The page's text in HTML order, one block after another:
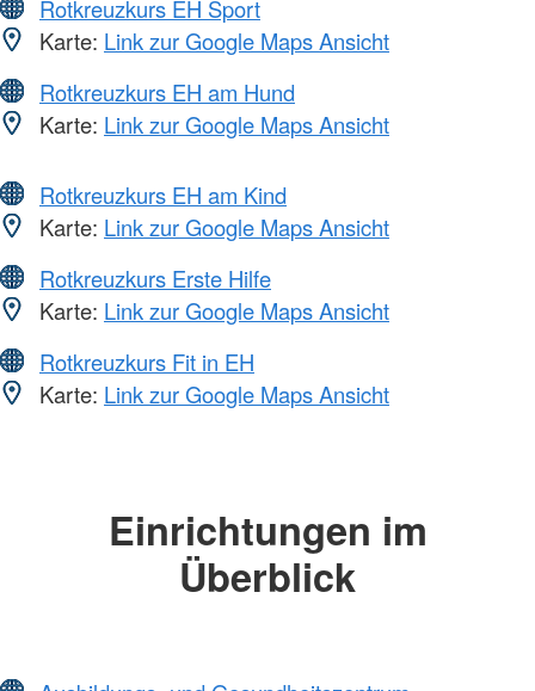
Rotkreuzkurs EH Sport
Karte: Link zur Google Maps Ansicht
Rotkreuzkurs EH am Hund
Karte: Link zur Google Maps Ansicht
Rotkreuzkurs EH am Kind
Karte: Link zur Google Maps Ansicht
Rotkreuzkurs Erste Hilfe
Karte: Link zur Google Maps Ansicht
Rotkreuzkurs Fit in EH
Karte: Link zur Google Maps Ansicht
Einrichtungen im
Überblick